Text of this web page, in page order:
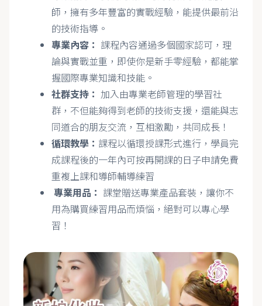
師，擁有多年豐富的實戰經驗，能提供最前沿
的技術指導。
專業內容： 課程內容通過多個國家認可，理
論與實戰並重，即使你是新手零經驗，都能掌
握國際專業知識和技能。
社群支持： 加入由專業老師管理的學習社
群，不但能夠得到老師的技術支援，還能與志
同道合的朋友交流，互相激勵，共同成長！
循環教學： 課程以循環授課形式進行，學員完
成課程後的一年內可按再開課的日子申請免費
重複上課和導師輔導練習
專業用品： 課堂贈送專業產品套裝，讓你不
用為購買練習用品而煩惱，絕對可以專心學
習！